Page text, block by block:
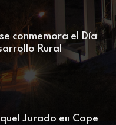
conmemora el Día
Rural
Jurado en Cope